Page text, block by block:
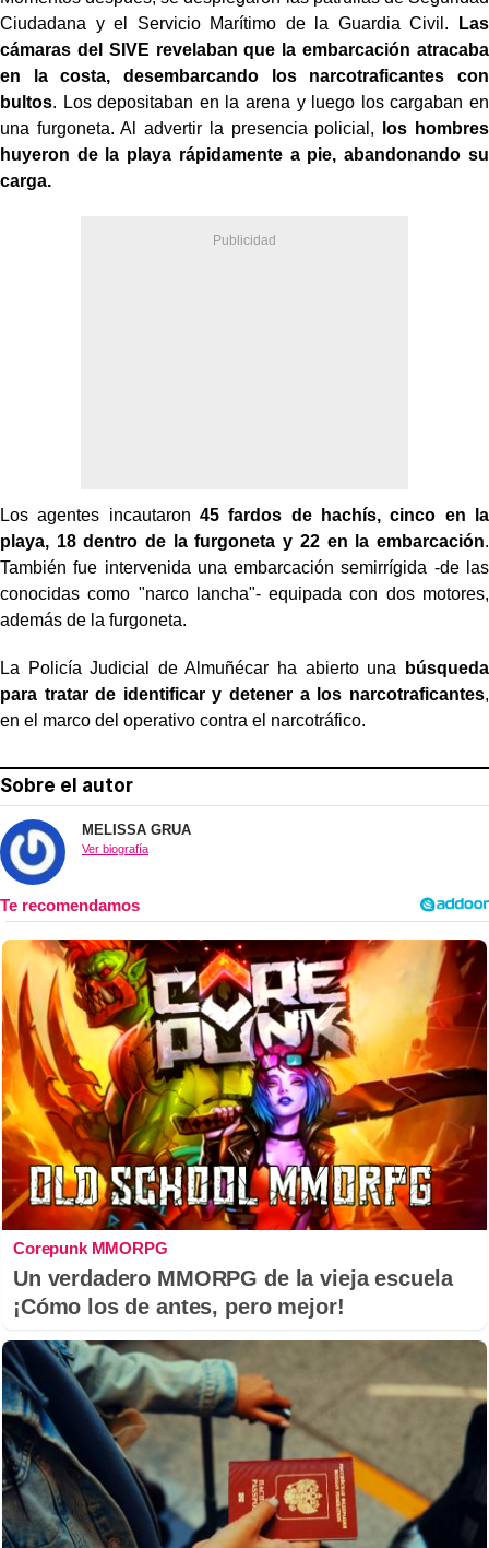
Ciudadana y el Servicio Marítimo de la Guardia Civil.
Las
cámaras del SIVE revelaban que la embarcación atracaba
en la costa, desembarcando los narcotraficantes con
bultos. Los depositaban en la arena y luego los cargaban en
una furgoneta. Al advertir la presencia policial, los hombres
huyeron de la playa rápidamente a pie, abandonando su
carga.
Los agentes incautaron 45 fardos de hachís, cinco en la
playa, 18 dentro de la furgoneta y 22 en la embarcación.
También fue intervenida una embarcación semirrígida -de las
conocidas como "narco lancha"- equipada con dos motores,
además de la furgoneta.
La Policía Judicial de Almuñécar ha abierto una
búsqueda
para tratar de identificar y detener a los narcotraficantes,
en el marco del operativo contra el narcotráfico.
Sobre el autor
MELISSA GRUA
Ver biografía
Corepunk MMORPG
Un verdadero MMORPG de la vieja escuela
¡Cómo los de antes, pero mejor!